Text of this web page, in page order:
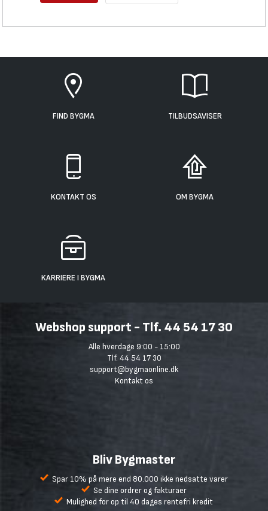
FIND BYGMA TILBUDSAVISER
KONTAKT OS OM BYGMA
KARRIERE I BYGMA
Webshop support - Tlf. 44 54 17 30
Alle hverdage 9:00 - 15:00
Tlf. 44 54 17 30
support@bygmaonline.dk
Kontakt os
Bliv Bygmaster
Spar 10% på mere end 80.000 ikke nedsatte varer
Se dine ordrer og fakturaer
Mulighed for op til 40 dages rentefri kredit